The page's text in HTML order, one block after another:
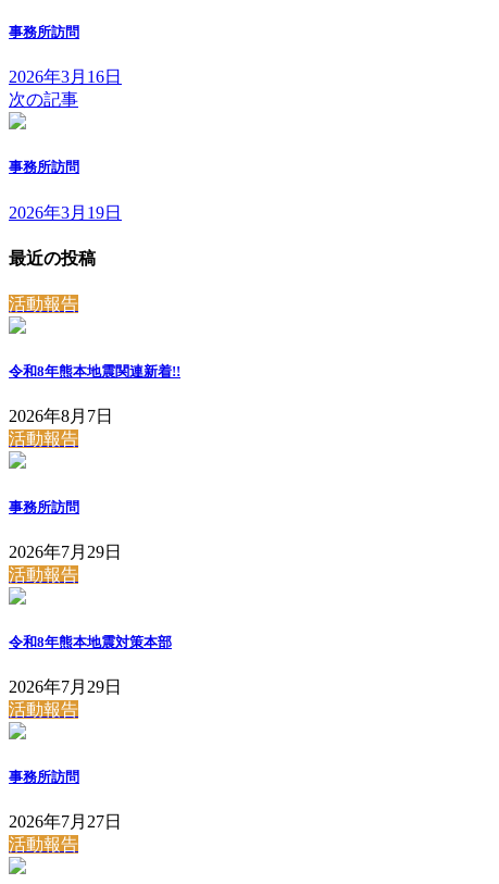
事務所訪問
2026年3月16日
次の記事
事務所訪問
2026年3月19日
最近の投稿
活動報告
令和8年熊本地震関連新着!!
2026年8月7日
活動報告
事務所訪問
2026年7月29日
活動報告
令和8年熊本地震対策本部
2026年7月29日
活動報告
事務所訪問
2026年7月27日
活動報告